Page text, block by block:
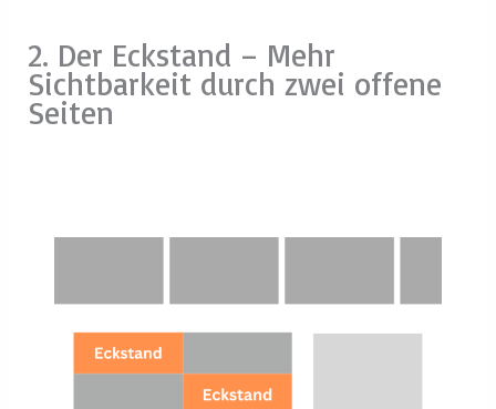
2. Der Eckstand – Mehr
Sichtbarkeit durch zwei offene
Seiten